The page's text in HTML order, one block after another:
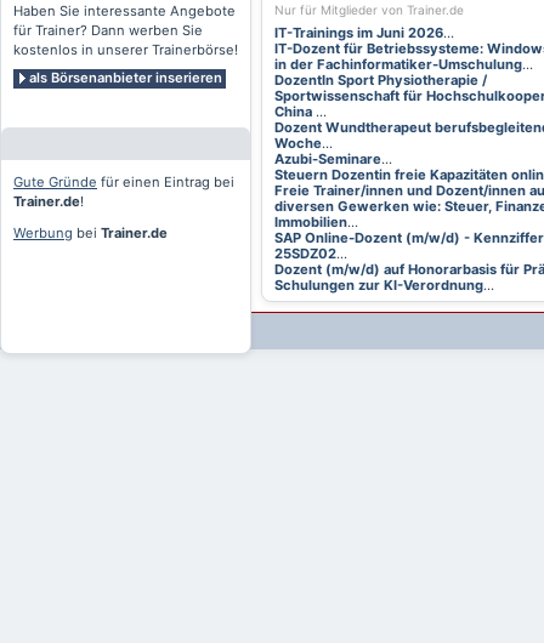
Haben Sie interessante Angebote
für Trainer? Dann werben Sie
kostenlos in unserer Trainerbörse!
als Börsenanbieter inserieren
Gute Gründe für einen Eintrag bei
Trainer.de!
Werbung bei Trainer.de
Nur für Mitglieder von Trainer.de
IT-Trainings im Juni 2026...
IT-Dozent für Betriebssysteme:
in der Fachinformatiker-Umschulung...
DozentIn Sport Physiotherapie /
Sportwissenschaft für
China ...
Dozent Wundtherapeut
Woche...
Azubi-Seminare...
Steuern Dozentin freie Kapazitäten
Freie Trainer/innen und Dozent/innen
diversen Gewerken wie: Steuer,
Immobilien...
SAP Online-Dozent (m/w/d) -
25SDZ02...
Dozent (m/w/d) auf Honorarbasis für
Schulungen zur KI-Verordnung...